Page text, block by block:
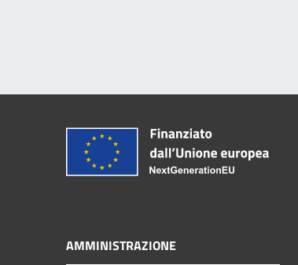
AMMINISTRAZIONE